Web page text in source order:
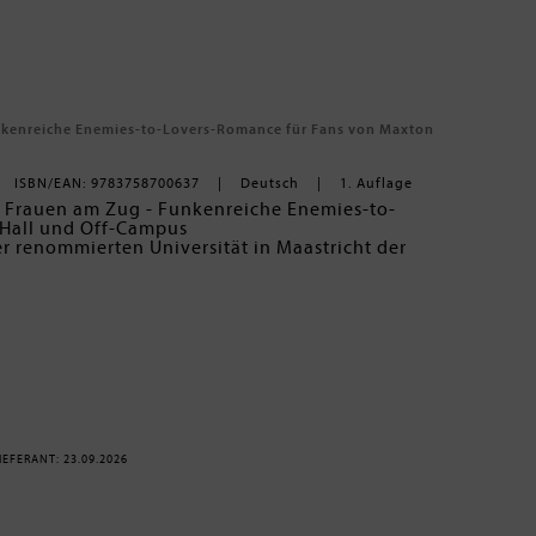
Enemies-to-Lovers-Romance für Fans von Maxton
ISBN/EAN: 9783758700637 Deutsch 1. Auflage
am Zug - Funkenreiche Enemies-to-
und Off-Campus
renommierten Universität in Maastricht der
sein. Doch statt mit ihrem Freund Jannis
einer schmerzhaften Trennung die
nicht genug, kollidiert sie bei ihrer Ankunft
reich, arrogant und ein Erbe der mächtigsten
des gleichen Start-up Wettbewerbs
desto besser lernen sie auch die
muss sich irgendwann eingestehen, dass
es um Damian und ihre Zukunft geht.
23.09.2026